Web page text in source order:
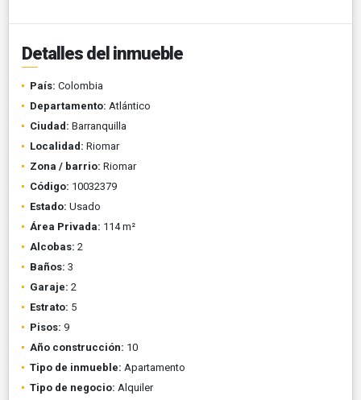
Detalles del inmueble
País: Colombia
Departamento: Atlántico
Ciudad: Barranquilla
Localidad: Riomar
Zona / barrio: Riomar
Código: 10032379
Estado: Usado
Área Privada: 114 m²
Alcobas: 2
Baños: 3
Garaje: 2
Estrato: 5
Pisos: 9
Año construcción: 10
Tipo de inmueble: Apartamento
Tipo de negocio: Alquiler